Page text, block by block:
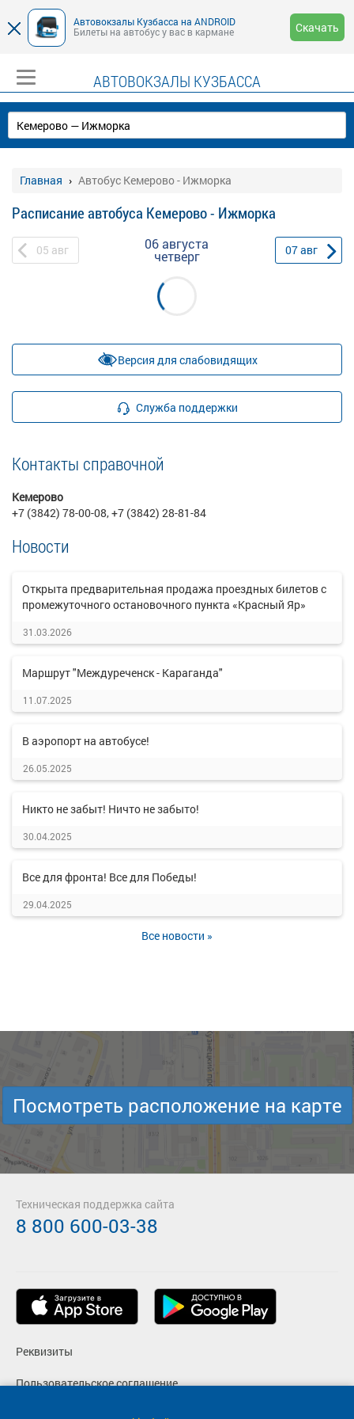
Автовокзалы Кузбасса на ANDROID
Билеты на автобус у вас в кармане
Скачать
АВТОВОКЗАЛЫ КУЗБАССА
Главная Автобус Кемерово - Ижморка
Расписание автобуса Кемерово - Ижморка
05 авг 06 августа
четверг 07авг
Версия для слабовидящих
Служба поддержки
Контакты справочной
Кемерово
+7 (3842) 78-00-08, +7 (3842) 28-81-84
Новости
Открыта предварительная продажа проездных билетов с
промежуточного остановочного пункта «Красный Яр»
31.03.2026
Маршрут "Междуреченск - Караганда"
11.07.2025
В аэропорт на автобусе!
26.05.2025
Никто не забыт! Ничто не забыто!
30.04.2025
Все для фронта! Все для Победы!
29.04.2025
Все новости »
Посмотреть расположение на карте
Реквизиты
Пользовательское соглашение
Политика конфиденциальности
Техническая поддержка сайта
8 800 600-03-38